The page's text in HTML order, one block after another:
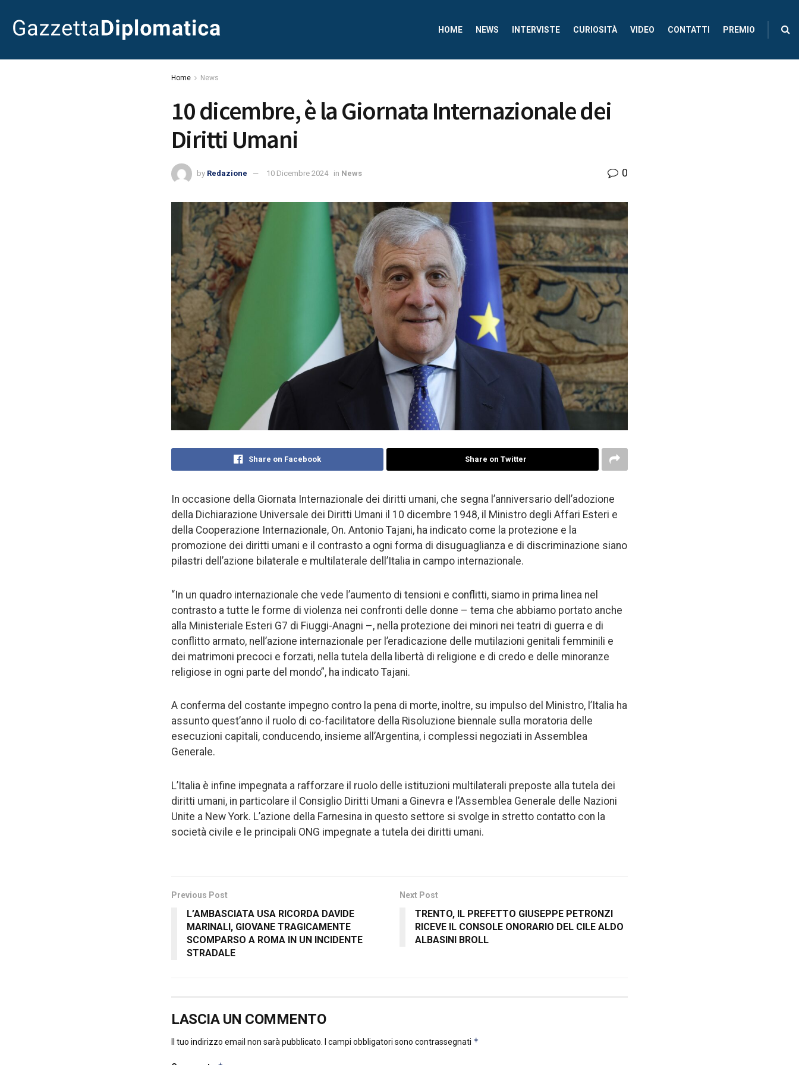
HOME NEWS INTERVISTE CURIOSITÀ VIDEO CONTATTI PREMIO
Home News
10 dicembre, è la Giornata Internazionale dei
Diritti Umani
by Redazione 10 Dicembre 2024 in News 0
Share on Facebook Share on Twitter
In occasione della Giornata Internazionale dei diritti umani, che segna l’anniversario dell’adozione
della Dichiarazione Universale dei Diritti Umani il 10 dicembre 1948, il Ministro degli Affari Esteri e
della Cooperazione Internazionale, On. Antonio Tajani, ha indicato come la protezione e la
promozione dei diritti umani e il contrasto a ogni forma di disuguaglianza e di discriminazione siano
pilastri dell’azione bilaterale e multilaterale dell’Italia in campo internazionale.
“In un quadro internazionale che vede l’aumento di tensioni e conflitti, siamo in prima linea nel
contrasto a tutte le forme di violenza nei confronti delle donne – tema che abbiamo portato anche
alla Ministeriale Esteri G7 di Fiuggi-Anagni –, nella protezione dei minori nei teatri di guerra e di
conflitto armato, nell’azione internazionale per l’eradicazione delle mutilazioni genitali femminili e
dei matrimoni precoci e forzati, nella tutela della libertà di religione e di credo e delle minoranze
religiose in ogni parte del mondo”, ha indicato Tajani.
A conferma del costante impegno contro la pena di morte, inoltre, su impulso del Ministro, l’Italia ha
assunto quest’anno il ruolo di co-facilitatore della Risoluzione biennale sulla moratoria delle
esecuzioni capitali, conducendo, insieme all’Argentina, i complessi negoziati in Assemblea
Generale.
L’Italia è infine impegnata a rafforzare il ruolo delle istituzioni multilaterali preposte alla tutela dei
diritti umani, in particolare il Consiglio Diritti Umani a Ginevra e l’Assemblea Generale delle Nazioni
Unite a New York. L’azione della Farnesina in questo settore si svolge in stretto contatto con la
società civile e le principali ONG impegnate a tutela dei diritti umani.
Previous Post
L’AMBASCIATA USA RICORDA DAVIDE
MARINALI, GIOVANE TRAGICAMENTE
SCOMPARSO A ROMA IN UN INCIDENTE
STRADALE
Next Post
TRENTO, IL PREFETTO GIUSEPPE PETRONZI
RICEVE IL CONSOLE ONORARIO DEL CILE ALDO
ALBASINI BROLL
LASCIA UN COMMENTO
Il tuo indirizzo email non sarà pubblicato. I campi obbligatori sono contrassegnati *